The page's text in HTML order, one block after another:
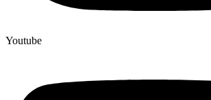
Youtube